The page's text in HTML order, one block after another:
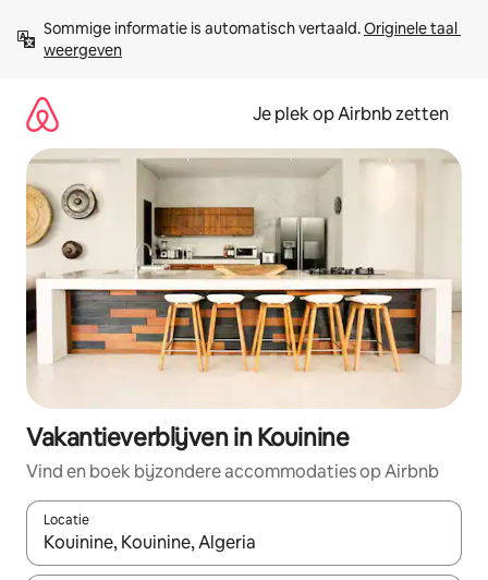
direct
naar
Sommige informatie is automatisch vertaald. Originele taal
weergeven
Je plek op Airbnb zetten
Vakantieverblijven in Kouinine
Vind en boek bijzondere accommodaties op Airbnb
Locatie
Wanneer er resultaten beschikbaar zijn, maak je een keuze